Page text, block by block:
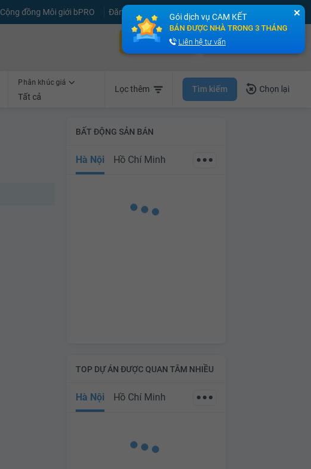
Cộng đồng Môi giới bPRO Đăng tin miễn phí Đăng ký Đăng nhập
Bán nhà nhanh Cho thuê nhà nhanh
Phân khúc giá
Tất cả
Lọc thêm Tìm kiếm Chọn lại
BẤT ĐỘNG SẢN BÁN
Hà Nội Hồ Chí Minh
TOP DỰ ÁN ĐƯỢC QUAN TÂM NHIỀU
Hà Nội Hồ Chí Minh
✕
Gói dịch vụ CAM KẾT
BÁN ĐƯỢC NHÀ TRONG 3 THÁNG
Liên hệ tư vấn